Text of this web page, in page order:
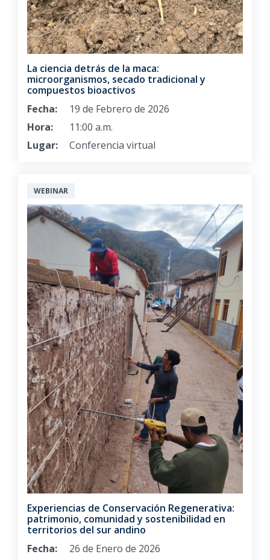
La ciencia detrás de la maca:
microorganismos, secado tradicional y
compuestos bioactivos
Fecha:
19 de Febrero de 2026
Hora:
11:00 a.m.
Lugar:
Conferencia virtual
WEBINAR
Experiencias de Conservación Regenerativa:
patrimonio, comunidad y sostenibilidad en
territorios del sur andino
Fecha:
26 de Enero de 2026